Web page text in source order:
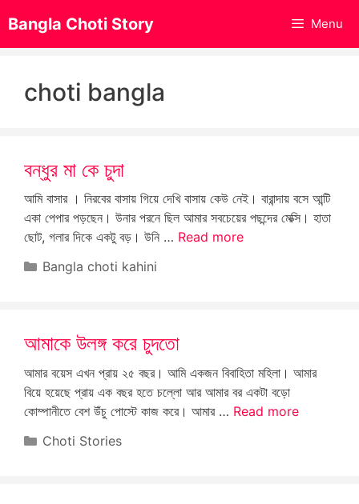
to
content
Bangla Choti Story Menu
choti bangla
বন্ধুর মা কে চুদা
আমি বাসার । নিরবের বাসায় গিয়ে দেখি বাসায় কেউ নেই। বারান্দায় বসে আন্টি
একা পেপার পড়ছেন। উনার পরনে ছিল আমার সবচেয়ের পছন্দের মেক্সি। হাতা
ছোট, গলার দিকে একটু বড়। উনি … Read more
Categories
Bangla choti kahini
আমাকে উলঙ্গ করে চুদতো
আমার বয়েস এখন প্রায় ২৫ বছর। আমি একজন বিবাহিতা মহিলা। আমার
বিয়ে হয়েছে প্রায় এক বছর হতে চল্লো আর আমার বর একটা বড়ো
কোম্পানীতে বেশ উঁচু পোস্টে কাজ করে। আমার … Read more
Categories
Choti Stories